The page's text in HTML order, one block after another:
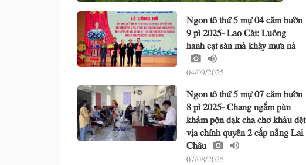
Ngon tô thứ 5 mự 04 căm bườn
9 pì 2025- Lao Cài: Luông
hanh cạt sàn mả khày mưa nả
04/09/2025
Ngon tô thứ 5 mự 07 căm bườn
8 pì 2025- Chang ngắm pùn
khảm pộn dạk cha chơ khảu dệt
vịa chính quyên 2 cấp nẳng Lai
Châu
07/08/2025